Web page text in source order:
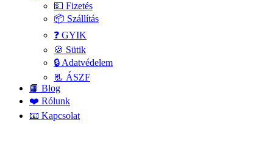
💵 Fizetés
📦 Szállítás
❓ GYIK
🍪 Sütik
🔒 Adatvédelem
📃 ÁSZF
📙 Blog
❤️ Rólunk
📧 Kapcsolat